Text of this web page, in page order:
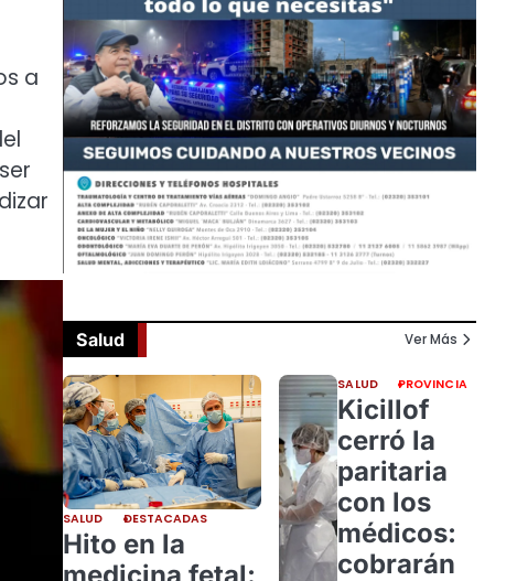
a
Salud Ver Más
SALUD DESTACADAS
Hito en la
medicina fetal:
SALUD PROVINCIA
Kicillof
cerró la
paritaria
con los
médicos:
cobrarán